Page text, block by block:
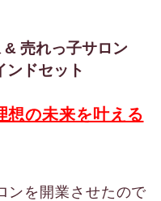
売れっ子サロン
ンドセット
想の未来を叶える
ンを開業させたので